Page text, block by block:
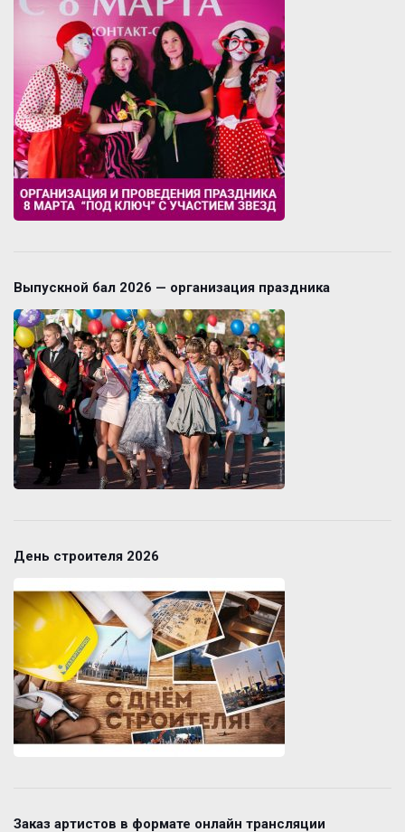
Выпускной бал 2026 — организация праздника
День строителя 2026
Заказ артистов в формате онлайн трансляции